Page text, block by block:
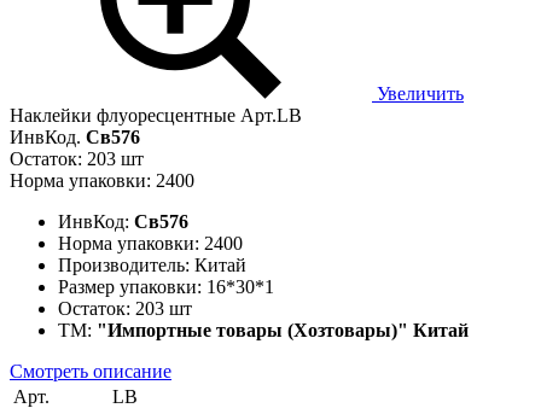
Увеличить
Наклейки флуоресцентные Арт.LB
ИнвКод. Св576
Остаток: 203 шт
Норма упаковки: 2400
ИнвКод: Св576
Норма упаковки: 2400
Производитель: Китай
Размер упаковки: 16*30*1
Остаток: 203 шт
ТМ: "Импортные товары (Хозтовары)" Китай
Смотреть описание
Арт.
LB